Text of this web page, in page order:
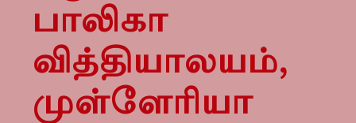
பாலிகா
வித்தியாலயம்,
முள்ளேரியா